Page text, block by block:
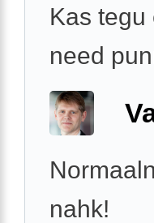
Kas
need
nahk!